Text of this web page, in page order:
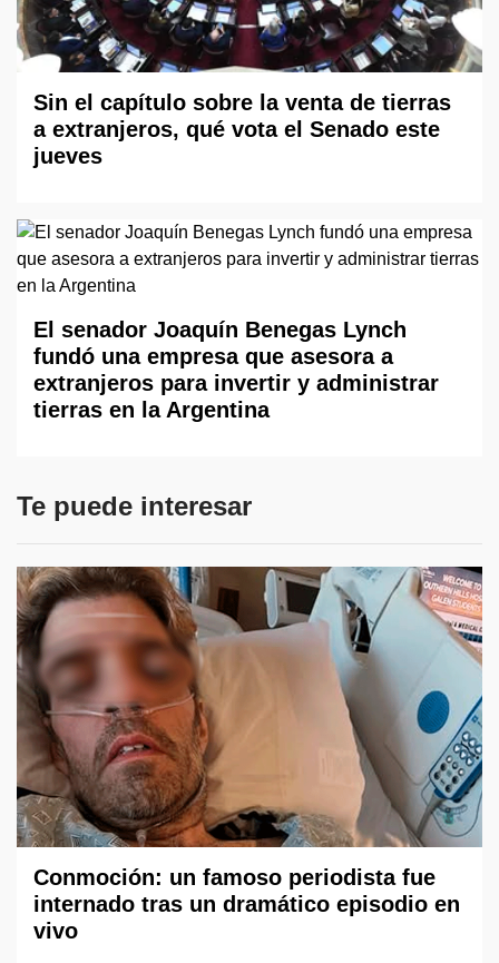
Sin el capítulo sobre la venta de tierras
a extranjeros, qué vota el Senado este
jueves
El senador Joaquín Benegas Lynch
fundó una empresa que asesora a
extranjeros para invertir y administrar
tierras en la Argentina
Te puede interesar
Conmoción: un famoso periodista fue
internado tras un dramático episodio en
vivo